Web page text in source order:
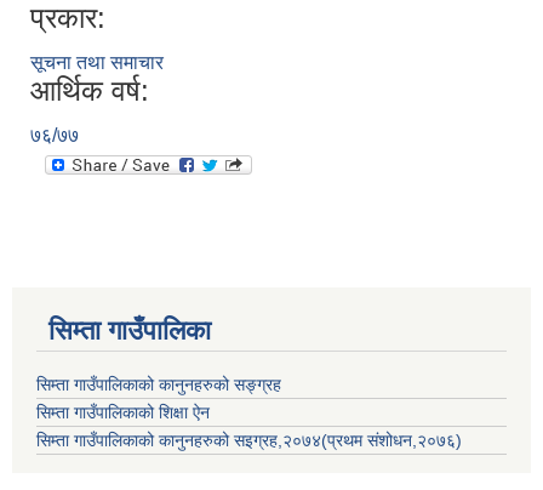
प्रकार:
सूचना तथा समाचार
आर्थिक वर्ष:
७६/७७
सिम्ता गाउँपालिका
सिम्ता गाउँपालिकाको कानुनहरुको सङ्ग्रह
सिम्ता गाउँपालिकाको शिक्षा ऐन
सिम्ता गाउँपालिकाको कानुनहरुको सइग्रह,२०७४(प्रथम संशोधन,२०७६)